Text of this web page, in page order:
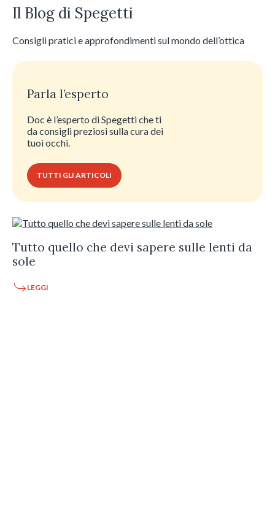
Il Blog di Spegetti
Consigli pratici e approfondimenti sul mondo dell’ottica
Parla l’esperto
Doc è l’esperto di Spegetti che ti
da consigli preziosi sulla cura dei
tuoi occhi.
TUTTI GLI ARTICOLI
Tutto quello che devi sapere sulle lenti da
sole
LEGGI